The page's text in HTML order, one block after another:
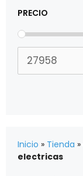
PRECIO
Inicio » Tienda »
electricas